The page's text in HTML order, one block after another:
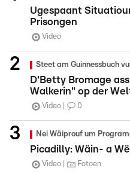
Ugespaant
Prisongen
Video
Steet am Guinnessbuch
D'Betty Bromage
Walkerin" op der
Video 0
Nei Wäiprouf um
Picadilly: Wäin- a
Video Fotoen